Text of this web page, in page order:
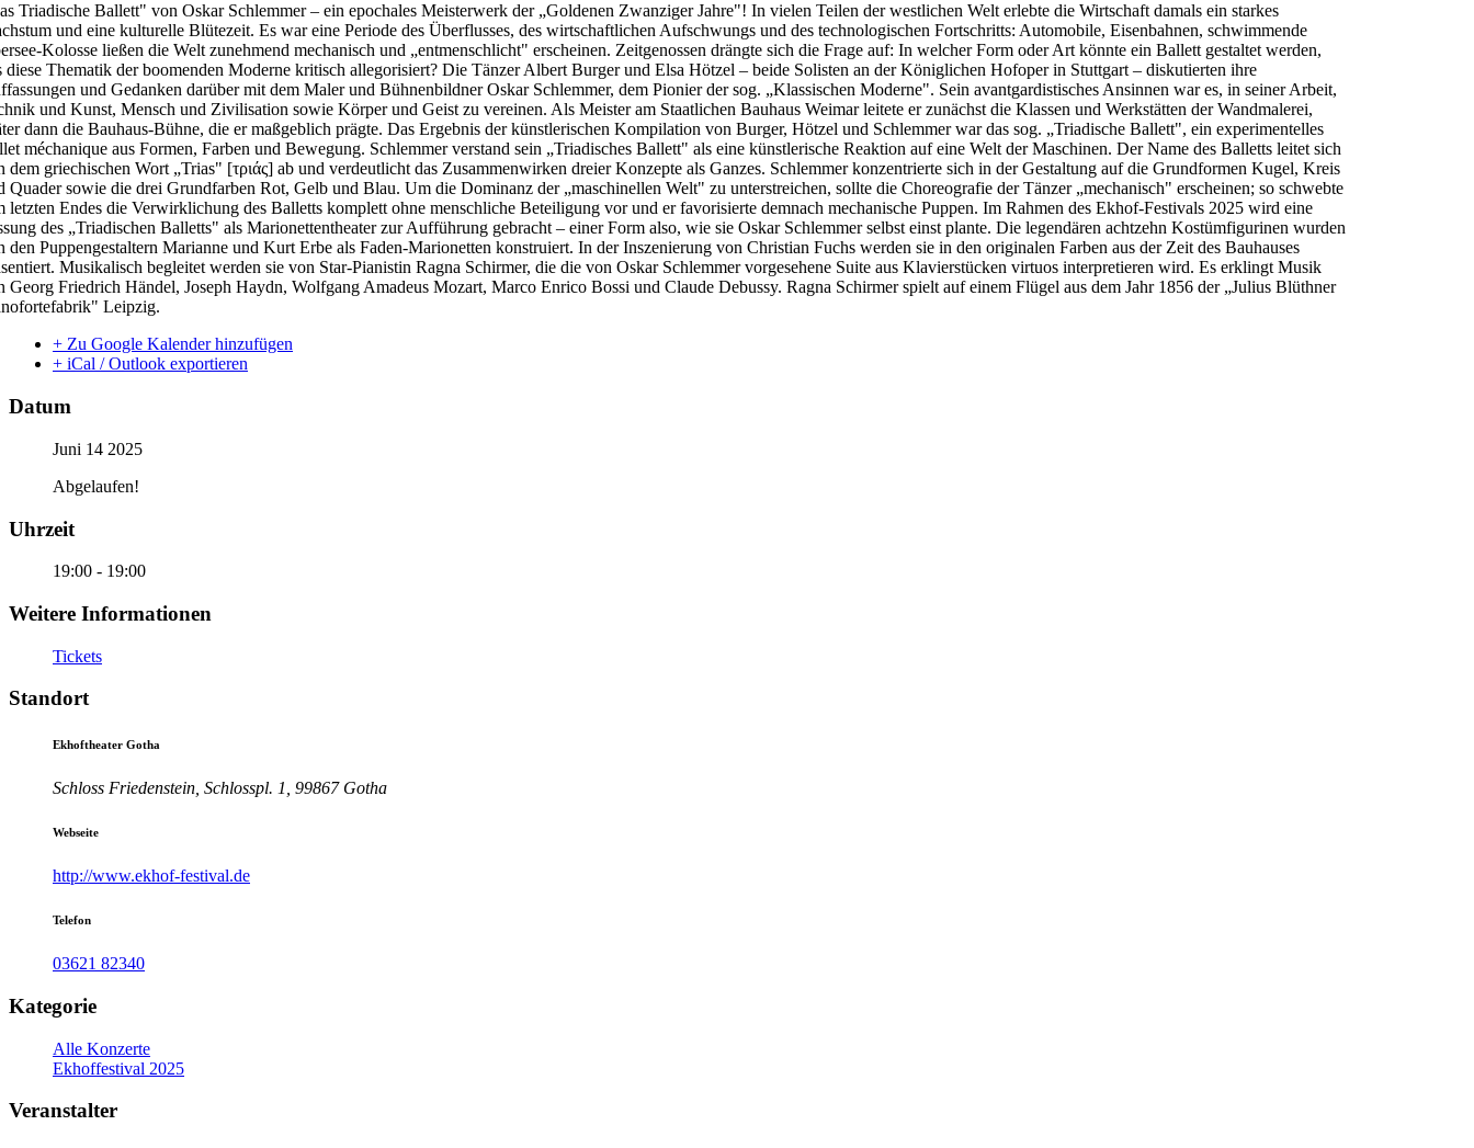
Triadische Ballett" von Oskar Schlemmer – ein epochales Meisterwerk der „Goldenen Zwanziger Jahre"! In vielen Teilen der westlichen Welt erlebte die Wirtschaft damals ein starkes
und eine kulturelle Blütezeit. Es war eine Periode des Überflusses, des wirtschaftlichen Aufschwungs und des technologischen Fortschritts: Automobile, Eisenbahnen, schwimmende
Kolosse ließen die Welt zunehmend mechanisch und „entmenschlicht" erscheinen. Zeitgenossen drängte sich die Frage auf: In welcher Form oder Art könnte ein Ballett gestaltet werden,
diese Thematik der boomenden Moderne kritisch allegorisiert? Die Tänzer Albert Burger und Elsa Hötzel – beide Solisten an der Königlichen Hofoper in Stuttgart – diskutierten ihre
und Gedanken darüber mit dem Maler und Bühnenbildner Oskar Schlemmer, dem Pionier der sog. „Klassischen Moderne". Sein avantgardistisches Ansinnen war es, in seiner Arbeit,
und Kunst, Mensch und Zivilisation sowie Körper und Geist zu vereinen. Als Meister am Staatlichen Bauhaus Weimar leitete er zunächst die Klassen und Werkstätten der Wandmalerei,
dann die Bauhaus-Bühne, die er maßgeblich prägte. Das Ergebnis der künstlerischen Kompilation von Burger, Hötzel und Schlemmer war das sog. „Triadische Ballett", ein experimentelles
méchanique aus Formen, Farben und Bewegung. Schlemmer verstand sein „Triadisches Ballett" als eine künstlerische Reaktion auf eine Welt der Maschinen. Der Name des Balletts leitet sich
dem griechischen Wort „Trias" [τριάς] ab und verdeutlicht das Zusammenwirken dreier Konzepte als Ganzes. Schlemmer konzentrierte sich in der Gestaltung auf die Grundformen Kugel, Kreis
Quader sowie die drei Grundfarben Rot, Gelb und Blau. Um die Dominanz der „maschinellen Welt" zu unterstreichen, sollte die Choreografie der Tänzer „mechanisch" erscheinen; so schwebte
letzten Endes die Verwirklichung des Balletts komplett ohne menschliche Beteiligung vor und er favorisierte demnach mechanische Puppen. Im Rahmen des Ekhof-Festivals 2025 wird eine
des „Triadischen Balletts" als Marionettentheater zur Aufführung gebracht – einer Form also, wie sie Oskar Schlemmer selbst einst plante. Die legendären achtzehn Kostümfigurinen wurden
den Puppengestaltern Marianne und Kurt Erbe als Faden-Marionetten konstruiert. In der Inszenierung von Christian Fuchs werden sie in den originalen Farben aus der Zeit des Bauhauses
Musikalisch begleitet werden sie von Star-Pianistin Ragna Schirmer, die die von Oskar Schlemmer vorgesehene Suite aus Klavierstücken virtuos interpretieren wird. Es erklingt Musik
Georg Friedrich Händel, Joseph Haydn, Wolfgang Amadeus Mozart, Marco Enrico Bossi und Claude Debussy. Ragna Schirmer spielt auf einem Flügel aus dem Jahr 1856 der „Julius Blüthner
Leipzig.
+ Zu Google Kalender hinzufügen
+ iCal / Outlook exportieren
Datum
Juni 14 2025
Abgelaufen!
Uhrzeit
19:00 - 19:00
Weitere Informationen
Tickets
Standort
Ekhoftheater Gotha
Schloss Friedenstein, Schlosspl. 1, 99867 Gotha
Webseite
http://www.ekhof-festival.de
Telefon
03621 82340
Kategorie
Alle Konzerte
Ekhoffestival 2025
Veranstalter